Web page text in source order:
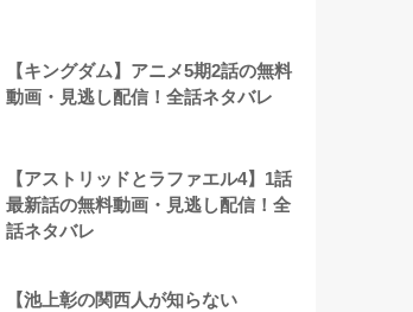
【キングダム】アニメ5期2話の無料
動画・見逃し配信！全話ネタバレ
【アストリッドとラファエル4】1話
最新話の無料動画・見逃し配信！全
話ネタバレ
【池上彰の関西人が知らない